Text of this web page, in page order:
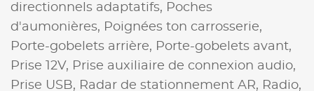
directionnels adaptatifs, Poches
d'aumonières, Poignées ton carrosserie,
Porte-gobelets arrière, Porte-gobelets avant,
Prise 12V, Prise auxiliaire de connexion audio,
Prise USB, Radar de stationnement AR, Radio,